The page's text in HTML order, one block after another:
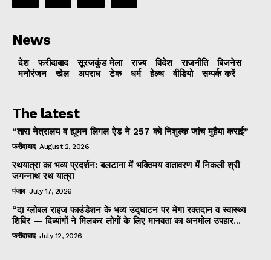
News
देश फरीदाबाद सूरजकुंड मेला राज्‍य विदेश राजनीति
बिजनेस
मनोरंजन
खेल अपराध टेक धर्म हेल्थ वीडियो सम्पर्क करें
The latest
“तारा नेत्रालय व ह्यूमन लिगल ऐड ने 257 को निशुल्क जांच मुहैया कराई”
फरीदाबाद August 2, 2026
रथयात्रा का भव्य प्रदर्शन: बलटाना में भक्तिमय वातावरण में निकली श्री
जगन्नाथ रथ यात्रा
पंजाब July 17, 2026
“दा ग्लोबल राइज फाउंडेशन के भव्य उद्घाटन पर मेगा रक्तदान व स्वास्थ्य
शिविर — दिव्यांगों ने मिलकर लोगों के लिए मानवता का अनमोल उपहार...
फरीदाबाद July 12, 2026